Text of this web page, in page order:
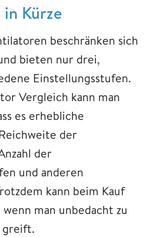
Kürze
beschränken sich
bieten nur drei,
Einstellungsstufen.
Vergleich kann man
es erhebliche
der
der
und anderen
kann beim Kauf
man unbedacht zu
greift.